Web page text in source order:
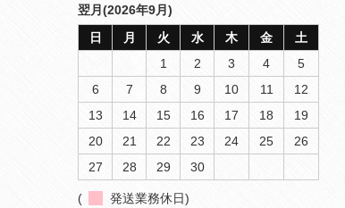
翌月(2026年9月)
日
月 火 水 木 金
土
1
2 3 4
5
6
7 8 9 10 11
12
13
14 15 16 17 18
19
20
21 22 23 24 25
26
27
28 29 30
( 発送業務休日)